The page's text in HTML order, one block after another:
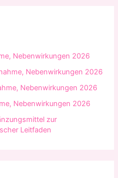
Nebenwirkungen 2026
Nebenwirkungen 2026
Nebenwirkungen 2026
Nebenwirkungen 2026
zur
Leitfaden